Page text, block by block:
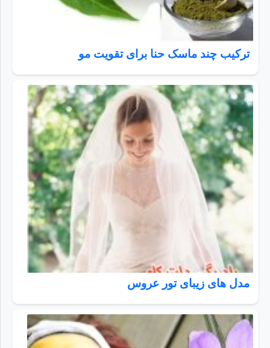
ترکیب چند ماسک حنا برای تقویت مو
مدل های زیبای تور عروس